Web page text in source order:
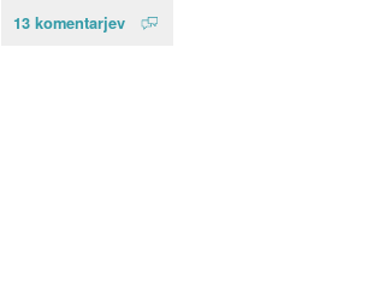
13 komentarjev